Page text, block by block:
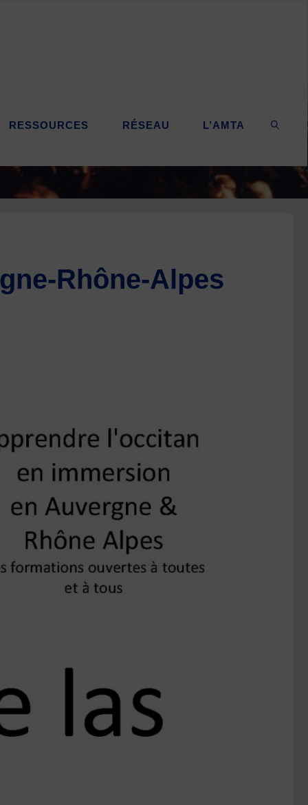
RESSOURCES RÉSEAU L’AMTA
Rhône-Alpes